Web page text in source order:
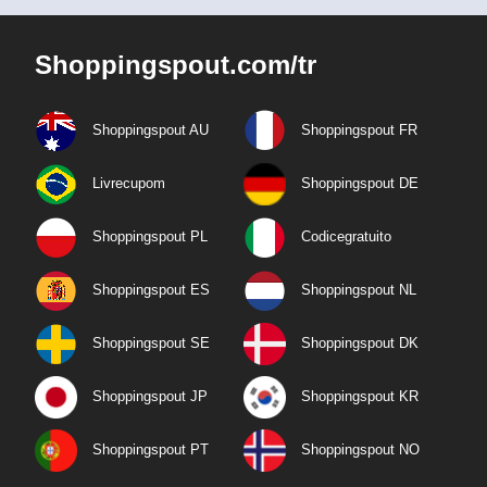
Shoppingspout.com/tr
Shoppingspout AU Shoppingspout FR
Livrecupom Shoppingspout DE
Shoppingspout PL Codicegratuito
Shoppingspout ES Shoppingspout NL
Shoppingspout SE Shoppingspout DK
Shoppingspout JP Shoppingspout KR
Shoppingspout PT Shoppingspout NO